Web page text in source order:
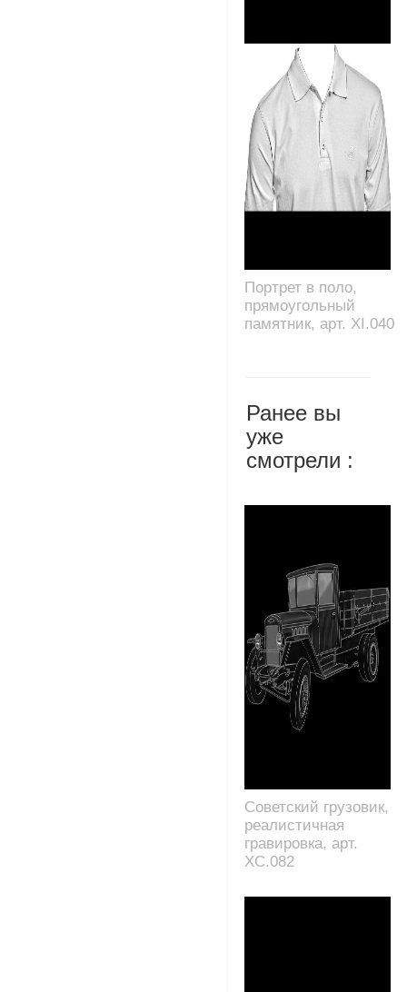
Портрет в поло,
прямоугольный
памятник, арт. XI.040
Ранее вы
уже
смотрели :
Советский грузовик,
реалистичная
гравировка, арт.
XC.082